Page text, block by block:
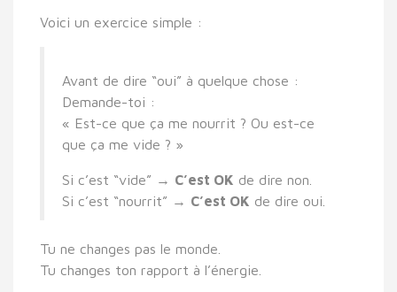
Voici un exercice simple :
Avant de dire “oui” à quelque chose :
Demande-toi :
« Est-ce que ça me nourrit ? Ou est-ce
que ça me vide ? »
Si c’est “vide” → C’est OK de dire non.
Si c’est “nourrit” → C’est OK de dire oui.
Tu ne changes pas le monde.
Tu changes ton rapport à l’énergie